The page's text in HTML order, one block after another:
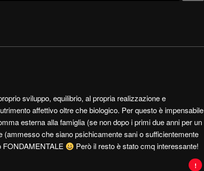
sviluppo, equilibrio, al propria realizzazione e
affettivo oltre che biologico. Per questo è impensabile
esterna alla famiglia (se non dopo i primi due anni per un
che siano psichicamente sani o sufficientemente
FONDAMENTALE
Però il resto è stato cmq interessante!